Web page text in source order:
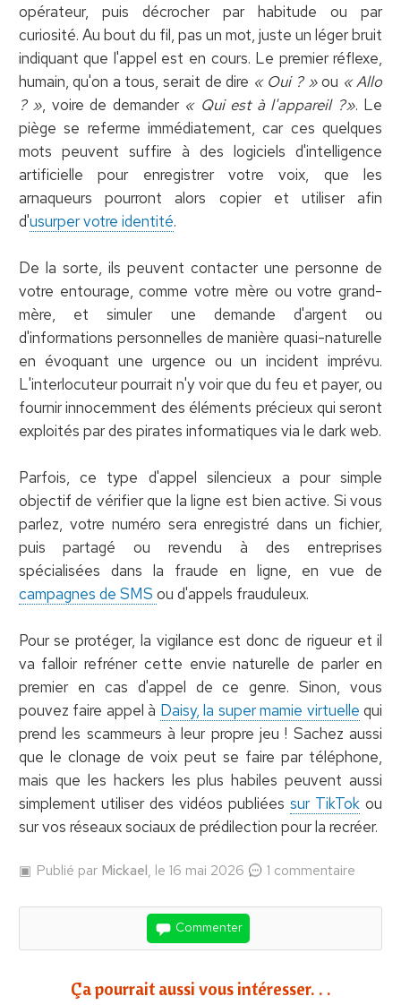
opérateur, puis décrocher par habitude ou par
curiosité. Au bout du fil, pas un mot, juste un léger bruit
indiquant que l'appel est en cours. Le premier réflexe,
humain, qu'on a tous, serait de dire « Oui ? »ou « Allo
? », voire de demander « Qui est à l'appareil ?». Le
piège se referme immédiatement, car ces quelques
mots peuvent suffire à des logiciels d'intelligence
artificielle pour enregistrer votre voix, que les
arnaqueurs pourront alors copier et utiliser afin
d'usurper votre identité.
De la sorte, ils peuvent contacter une personne de
votre entourage, comme votre mère ou votre grand-
mère, et simuler une demande d'argent ou
d'informations personnelles de manière quasi-naturelle
en évoquant une urgence ou un incident imprévu.
L'interlocuteur pourrait n'y voir que du feu et payer, ou
fournir innocemment des éléments précieux qui seront
exploités par des pirates informatiques via le dark web.
Parfois, ce type d'appel silencieux a pour simple
objectif de vérifier que la ligne est bien active. Si vous
parlez, votre numéro sera enregistré dans un fichier,
puis partagé ou revendu à des entreprises
spécialisées dans la fraude en ligne, en vue de
campagnes de SMS ou d'appels frauduleux.
Pour se protéger, la vigilance est donc de rigueur et il
va falloir refréner cette envie naturelle de parler en
premier en cas d'appel de ce genre. Sinon, vous
pouvez faire appel à Daisy, la super mamie virtuelle qui
prend les scammeurs à leur propre jeu ! Sachez aussi
que le clonage de voix peut se faire par téléphone,
mais que les hackers les plus habiles peuvent aussi
simplement utiliser des vidéos publiéessur TikTok ou
sur vos réseaux sociaux de prédilection pour la recréer.
Publié par Mickael, le 16 mai 2026 1 commentaire
Commenter
Ça pourrait aussi vous intéresser. . .